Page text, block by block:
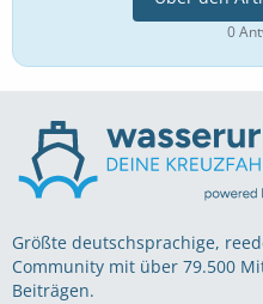
0
Größte deutschsprachige,
Community mit über 79.500
Beiträgen.